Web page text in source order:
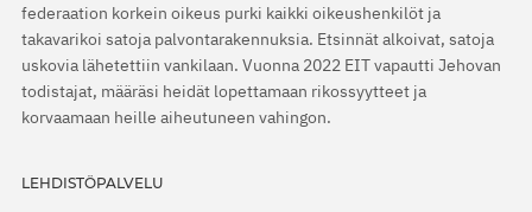
federaation korkein oikeus purki kaikki oikeushenkilöt ja
takavarikoi satoja palvontarakennuksia. Etsinnät alkoivat, satoja
uskovia lähetettiin vankilaan. Vuonna 2022 EIT vapautti Jehovan
todistajat, määräsi heidät lopettamaan rikossyytteet ja
korvaamaan heille aiheutuneen vahingon.
LEHDISTÖPALVELU